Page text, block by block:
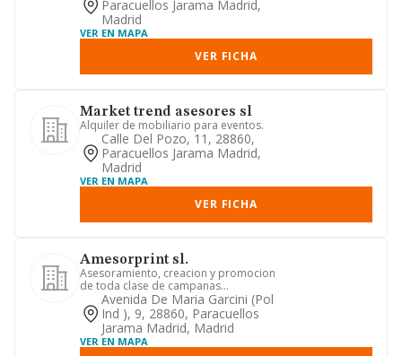
Paracuellos Jarama Madrid,
Madrid
VER EN MAPA
VER FICHA
Market trend asesores sl
Alquiler de mobiliario para eventos.
Calle Del Pozo, 11, 28860,
Paracuellos Jarama Madrid,
Madrid
VER EN MAPA
VER FICHA
Amesorprint sl.
Asesoramiento, creacion y promocion
de toda clase de campanas
publicitarias.
Avenida De Maria Garcini (pol
Ind ), 9, 28860, Paracuellos
Jarama Madrid, Madrid
VER EN MAPA